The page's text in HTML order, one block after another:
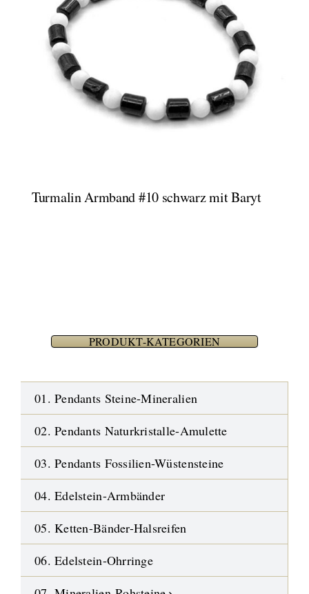
Turmalin Armband #10 schwarz mit Baryt
PRODUKT-KATEGORIEN
01. Pendants Steine-Mineralien
02. Pendants Naturkristalle-Amulette
03. Pendants Fossilien-Wüstensteine
04. Edelstein-Armbänder
05. Ketten-Bänder-Halsreifen
06. Edelstein-Ohrringe